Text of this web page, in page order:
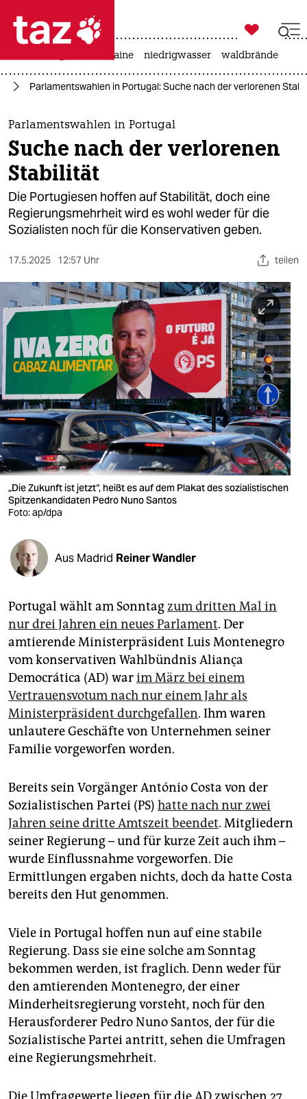
 taz zahl ich
taz zahl ich
themen
politik
öko
gesellschaft
sport
berlin
nord
wahrheit
verlag
verlag
veranstaltungen
shop
fragen & hilfe
unterstützen
abo
epaper login

taz zahl ich
krieg in der ukraine niedrigwasser waldbrände
Parlamentswahlen in Portugal: Suche nach der verlorenen
Parlamentswahlen in Portugal
Suche nach der verlorenen
Stabilität
Die Portugiesen hoffen auf Stabilität, doch eine
Regierungsmehrheit wird es wohl weder für die
Sozialisten noch für die Konservativen geben.
17.5.2025 12:57 Uhr teilen
„Die Zukunft ist jetzt“, heißt es auf dem Plakat des sozialistischen
Spitzenkandidaten Pedro Nuno Santos
Foto: ap/dpa
Aus Madrid Reiner Wandler
Portugal wählt am Sonntagzum dritten Mal in
nur drei Jahren ein neues Parlament. Der
amtierende Ministerpräsident Luis Montenegro
vom konservativen Wahlbündnis Aliança
Democrática (AD) warim März bei einem
Vertrauensvotum nach nur einem Jahr als
Ministerpräsident durchgefallen. Ihm waren
unlautere Geschäfte von Unternehmen seiner
Familie vorgeworfen worden.
Bereits sein Vorgänger António Costa von der
Sozialistischen Partei (PS) hatte nach nur zwei
Jahren seine dritte Amtszeit beendet. Mitgliedern
seiner Regierung – und für kurze Zeit auch ihm –
wurde Einflussnahme vorgeworfen. Die
Ermittlungen ergaben nichts, doch da hatte Costa
bereits den Hut genommen.
Viele in Portugal hoffen nun auf eine stabile
Regierung. Dass sie eine solche am Sonntag
bekommen werden, ist fraglich. Denn weder für
den amtierenden Montenegro, der einer
Minderheitsregierung vorsteht, noch für den
Herausforderer Pedro Nuno Santos, der für die
Sozialistische Partei antritt, sehen die Umfragen
eine Regierungsmehrheit.